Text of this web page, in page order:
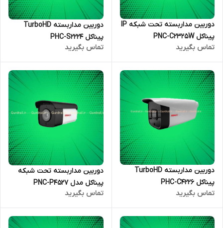
دوربین مداربسته تحت شبکه IP
پیناکل PNC-C2325W
تماس بگیرید
دوربین مداربسته TurboHD
پیناکل PHC-S2224
تماس بگیرید
دوربین مداربسته TurboHD
پیناکل PHC-C4226
تماس بگیرید
دوربین مداربسته تحت شبکه
پیناکل مدل PNC-P4527
تماس بگیرید